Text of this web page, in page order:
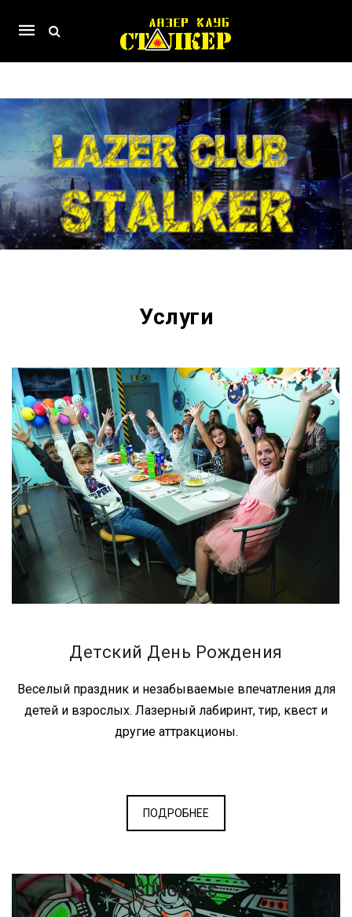
Mobile
navigation
Skip to content
Услуги
Детский День Рождения
Веселый праздник и незабываемые впечатления для
детей и взрослых. Лазерный лабиринт, тир, квест и
другие аттракционы.
ПОДРОБНЕЕ
SUNGLASS